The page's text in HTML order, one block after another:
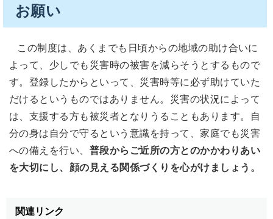
お願い
この制度は、あくまでも日頃からの地域の助け合いに
よって、少しでも災害時の被害を減らそうとするもので
す。登録したからといって、災害時等に必ず助けていた
だけるというものではありません。災害の状況によって
は、支援する方も被災者となりうることもあります。自
分の身は自分で守るという意識を持って、家庭でも災害
への備えを行い、 普段からご近所の方とのかかわりあい
を大切にし、顔の見える関係づくりを心がけましょう。
関連リンク